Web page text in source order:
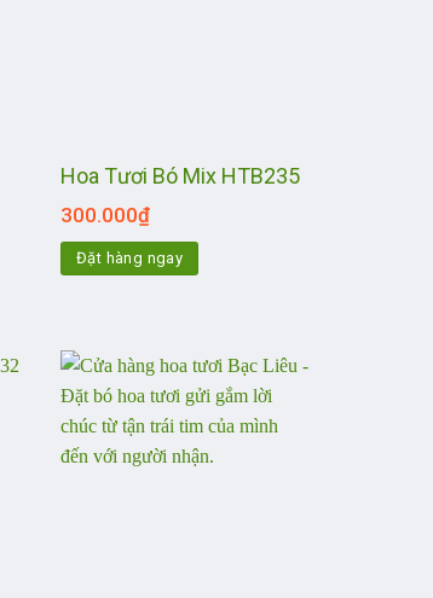
Hoa Tươi Bó Mix HTB235
300.000₫
Đặt hàng ngay